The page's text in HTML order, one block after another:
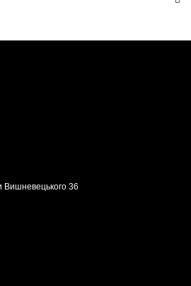
Вишневецького 36